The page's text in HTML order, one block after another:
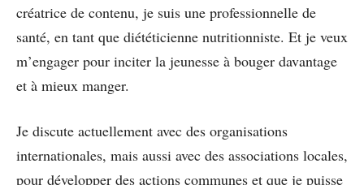
créatrice de contenu, je suis une professionnelle de
santé, en tant que diététicienne nutritionniste. Et je veux
m’engager pour inciter la jeunesse à bouger davantage
et à mieux manger.
Je discute actuellement avec des organisations
internationales, mais aussi avec des associations locales,
pour développer des actions communes et que je puisse